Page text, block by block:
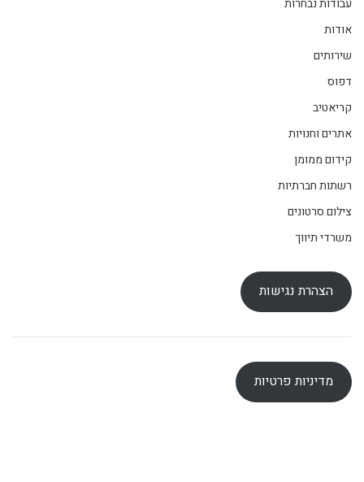
עבודות נבחרות
אודות
שירותים
דפוס
קריאטיב
אתרים וחנויות
קידום ממומן
רשתות חברתיות
צילום סרטונים
משרדי תיווך
הצהרת נגישות
מדיניות פרטיות